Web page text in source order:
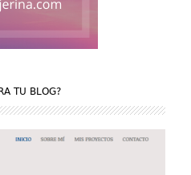
TU BLOG?